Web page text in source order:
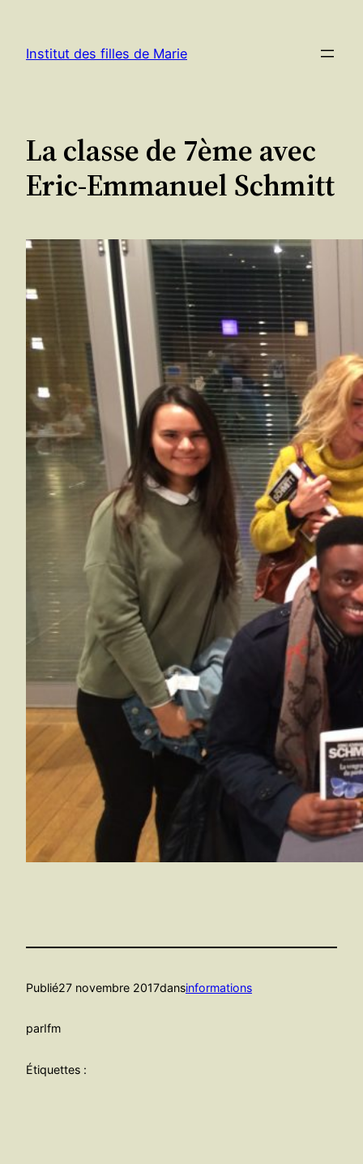
contenu
Institut des filles de Marie
La classe de 7ème avec
Eric-Emmanuel Schmitt
Publié27 novembre 2017dansinformations
parIfm
Étiquettes :